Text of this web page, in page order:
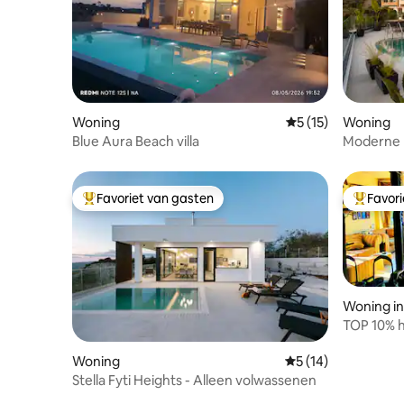
Woning Gemiddelde
5 (15)
Blue Aura Beach villa
Woning
Moderne
Topfavoriet van gasten
Favoriet van gasten
Woning Gemiddelde
5 (14)
Stella Fyti Heights - Alleen volwassenen
Woning
TOP 10%